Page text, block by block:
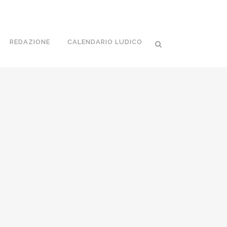
REDAZIONE CALENDARIO LUDICO